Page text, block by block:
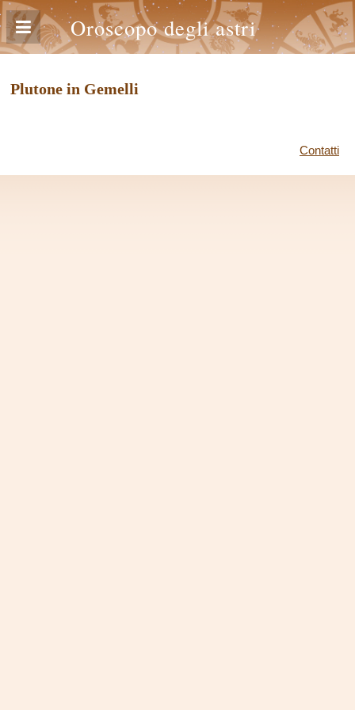
Oroscopo degli astri
Plutone in Gemelli
Contatti